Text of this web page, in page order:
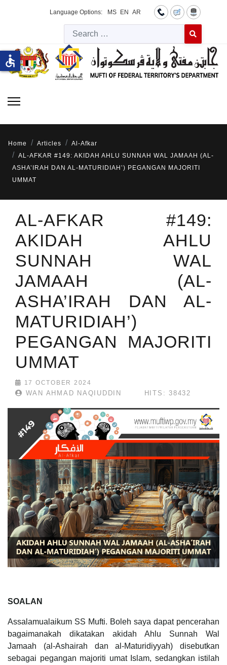
Language Options: MS EN AR
Type 2 or
Home Articles
Al-Afkar
AL-AFKAR #149: AKIDAH AHLU SUNNAH WAL JAMAAH (AL-
ASHA’IRAH DAN AL-MATURIDIAH’) PEGANGAN MAJORITI
UMMAT
AL-AFKAR #149:
AKIDAH AHLU
SUNNAH WAL
JAMAAH (AL-
ASHA’IRAH DAN AL-
MATURIDIAH’)
PEGANGAN MAJORITI
UMMAT
17 OCTOBER 2024
WAN AHMAD NAQIUDDIN HITS: 38432
SOALAN
Assalamualaikum SS Mufti. Boleh saya dapat pencerahan
bagaimanakah dikatakan akidah Ahlu Sunnah Wal
Jamaah (al-Ashairah dan al-Maturidiyyah) disebutkan
sebagai pegangan majoriti umat Islam, sedangkan istilah
accessible